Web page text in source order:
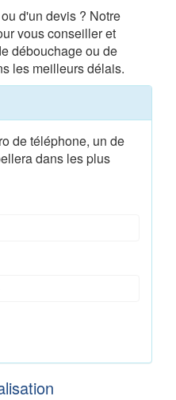
d'un devis ? Notre
vous conseiller et
débouchage ou de
les meilleurs délais.
de téléphone, un de
dans les plus